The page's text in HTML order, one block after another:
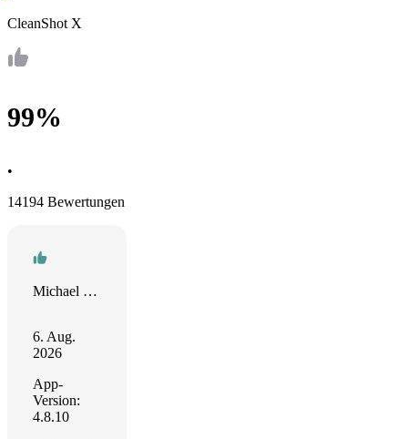
CleanShot X
99%
•
14194 Bewertungen
Michael Callison
6. Aug.
2026
App-
Version:
4.8.10